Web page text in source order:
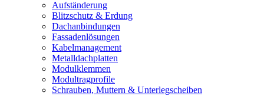
Aufständerung
Blitzschutz & Erdung
Dachanbindungen
Fassadenlösungen
Kabelmanagement
Metalldachplatten
Modulklemmen
Modultragprofile
Schrauben, Muttern & Unterlegscheiben